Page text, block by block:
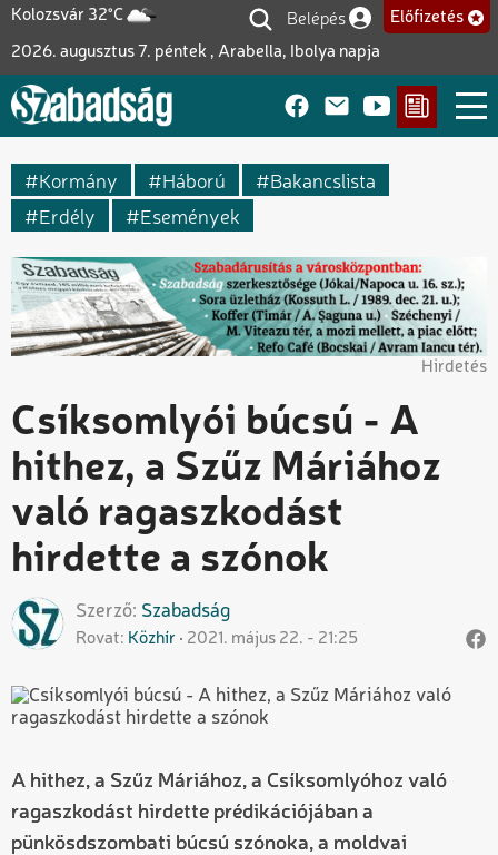
Ugrás
tartalomra
Kolozsvár 32°C
2026. augusztus 7. péntek , Arabella, Ibolya napja
Felhasználói fiók
Belépés Előfizetés
Kormány Háború
Bakancslista
Erdély
Események
Hirdetés
Csíksomlyói búcsú - A
hithez, a Szűz Máriához
való ragaszkodást
hirdette a szónok
Szerző Szabadság
Rovat Közhír 2021. május 22. - 21:25
A hithez, a Szűz Máriához, a Csíksomlyóhoz való
ragaszkodást hirdette prédikációjában a
pünkösdszombati búcsú szónoka, a moldvai